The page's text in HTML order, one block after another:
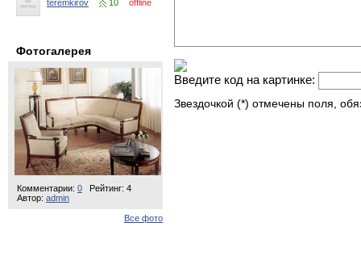
teremkirov 10 offline
Фотогалерея
Комментарии: 0
Рейтинг: 4
Автор: admin
Все фото
Введите код на картинке:
Звездочкой (*) отмечены поля,